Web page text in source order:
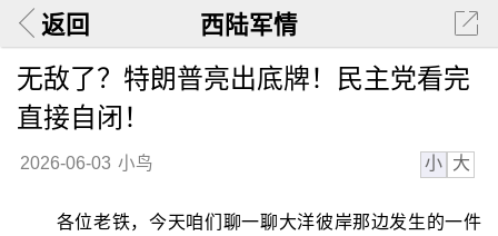
返回 西陆军情
无敌了？特朗普亮出底牌！民主党看完
直接自闭！
2026-06-03 小鸟 小 大
各位老铁，今天咱们聊一聊大洋彼岸那边发生的一件